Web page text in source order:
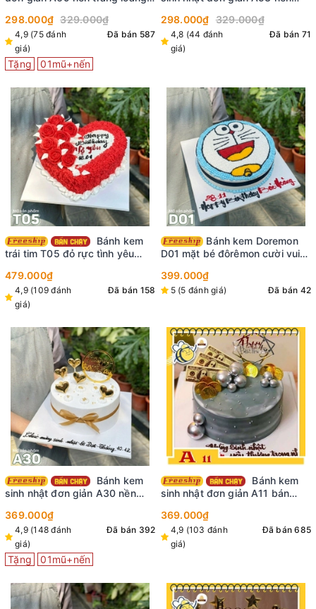
nho nhỏ xinh xinh
298.000₫ 329.000₫
4,9 (75 đánh
giá)
Đã bán 587
Tặng 01mũ+nến
phụ kiện lấp lánh
298.000₫ 329.000₫
4,8 (44 đánh
giá)
Đã bán 71
trái tim T05 đỏ rực tình yêu
ngọt ngào
479.000₫
4,9 (109 đánh
giá)
Đã bán 158
D01 mặt bé đôrêmon cười vui
399.000₫
5 (5 đánh giá) Đã bán 42
sinh nhật đơn giản A30 nền
thắt nơ khung sinh nhật màu
sang trọng
369.000₫
4,9 (148 đánh
giá)
Đã bán 392
Tặng 01mũ+nến
sinh nhật đơn giản A11 bán
nhiều bi và tiền đô xu vàng
369.000₫
4,9 (103 đánh
giá)
Đã bán 685